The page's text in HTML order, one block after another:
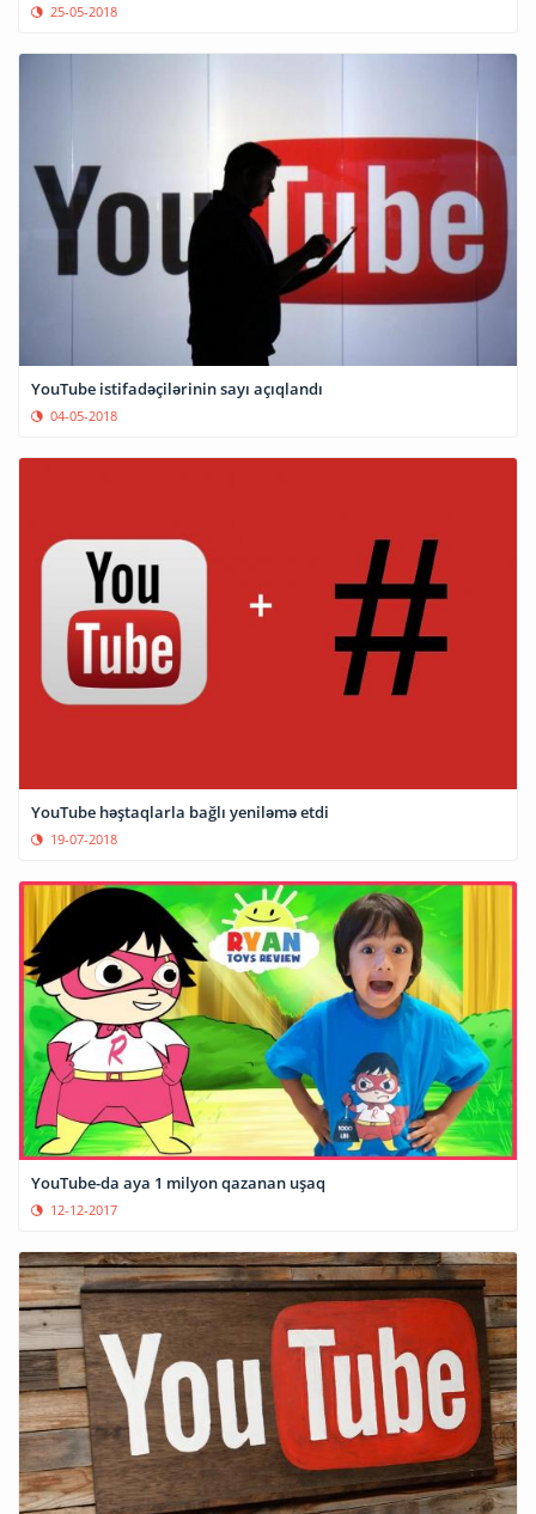
25-05-2018
YouTube istifadəçilərinin sayı açıqlandı
04-05-2018
YouTube həştaqlarla bağlı yeniləmə etdi
19-07-2018
YouTube-da aya 1 milyon qazanan uşaq
12-12-2017